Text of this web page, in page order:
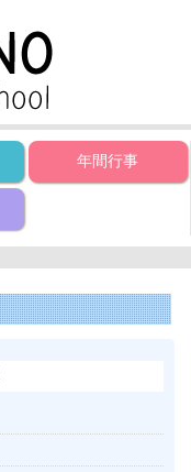
年間行事